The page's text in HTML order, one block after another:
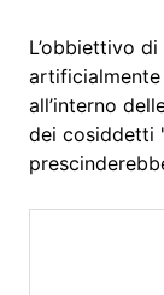
L’obbiettivo di
artificialmente
all’interno
dei cosiddetti